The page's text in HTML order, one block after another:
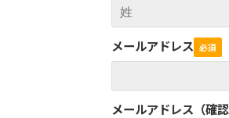
メールアドレス
メールアドレス（確認